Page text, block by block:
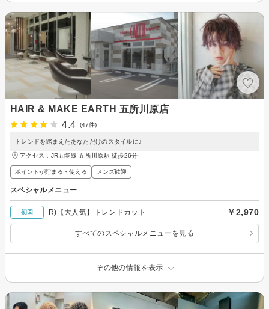
HAIR & MAKE EARTH 五所川原店
4.4
(47件)
トレンドを踏まえたあなただけのスタイルに♪
アクセス：JR五能線 五所川原駅 徒歩26分
ポイントが貯まる・使える メンズ歓迎
スペシャルメニュー
初回 R)【大人気】トレンドカット ￥2,970
すべてのスペシャルメニューを見る
その他の情報を表示